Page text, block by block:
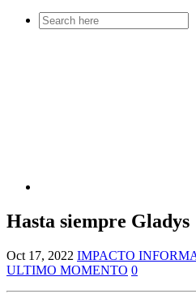
Search
for:
Hasta siempre Gladys
Oct 17, 2022 IMPACTO
ULTIMO MOMENTO 0